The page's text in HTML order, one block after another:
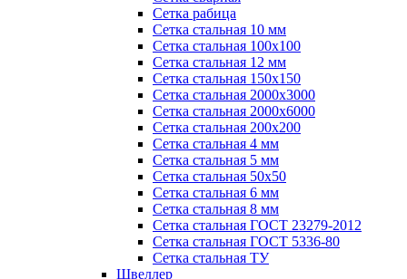
Сетка рабица
Сетка стальная 10 мм
Сетка стальная 100х100
Сетка стальная 12 мм
Сетка стальная 150х150
Сетка стальная 2000х3000
Сетка стальная 2000х6000
Сетка стальная 200х200
Сетка стальная 4 мм
Сетка стальная 5 мм
Сетка стальная 50х50
Сетка стальная 6 мм
Сетка стальная 8 мм
Сетка стальная ГОСТ 23279-2012
Сетка стальная ГОСТ 5336-80
Сетка стальная ТУ
Швеллер